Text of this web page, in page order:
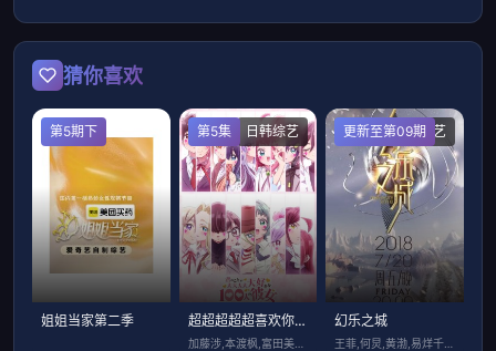
猜你喜欢
第5期下
姐姐当家第二季
日韩综艺
第5集
超超超超超喜欢你的100个女朋友第三季
加藤涉,本渡枫,富田美忧,长绳麻理亚,濑
大陆综艺
更新至第09期
幻乐之城